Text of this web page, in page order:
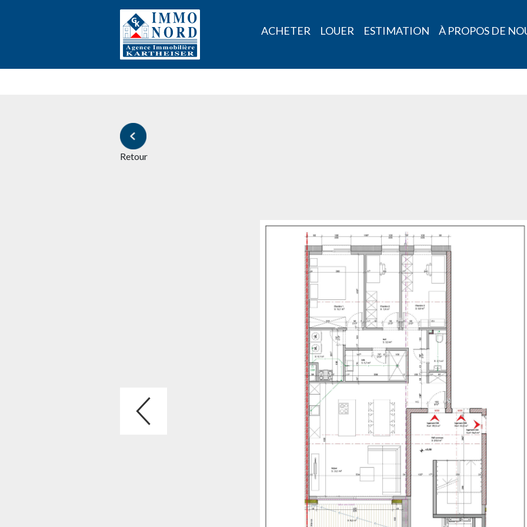
ACHETER LOUER ESTIMATION À PROPOS DE
Retour